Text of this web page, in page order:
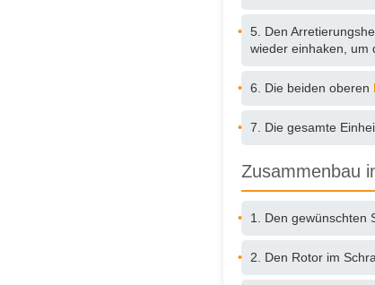
5. Den
wieder einhaken, um
6. Die beiden oberen
7. Die gesamte
Zusammenbau
1. Den gewünschten
2. Den Rotor im